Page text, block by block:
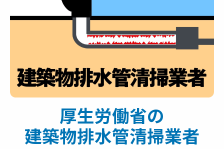
厚生労働省の
建築物排水管清掃業者